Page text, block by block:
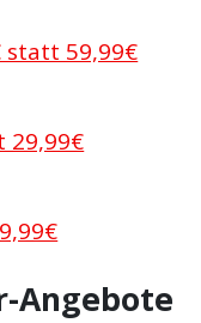
statt 59,99€
29,99€
Angebote